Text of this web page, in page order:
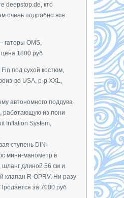
deepstop.de, кто
очень подробно все
гаторы OMS,
цена 1800 руб
под сухой костюм,
во USA, р-р XXL,
автономного поддува
работающую из пони-
Inflation System,
ступень DIN-
мини-манометр в
длиной 56 см и
клапан R-OPRV. Ни разу
за 7000 руб